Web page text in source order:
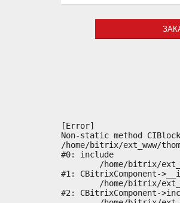
[Error]
Non-static method
/home/bitrix/ext_www/
#0: include
#1: CBitrixComponent-
#2: CBitrixComponent-